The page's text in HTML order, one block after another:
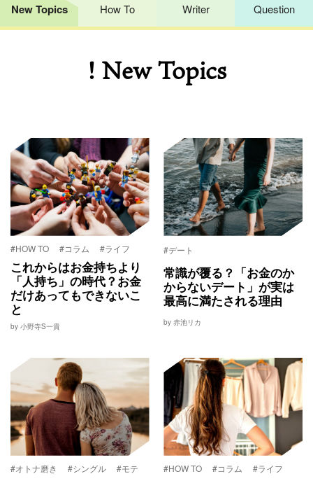
New Topics How To Writer Question
! New Topics
#HOW TO #コラム #ライフ
これからはお金持ちより
「人持ち」の時代？お金
だけあってもできないこ
と
by 小野寺S一貴
#デート
常識が覆る？「お金のか
からないデート」が実は
最高に満たされる理由
by 赤池リカ
#オトナ磨き #シングル #モテ #HOW TO #コラム #ライフ